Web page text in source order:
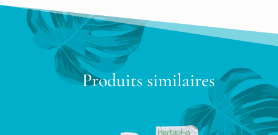
Produits similaires